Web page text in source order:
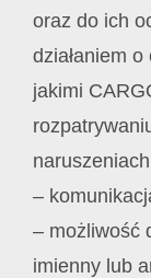
oraz do ich
działaniem
jakimi
–
– możliwość
imienny lub